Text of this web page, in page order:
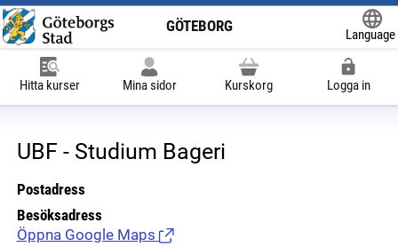
GÖTEBORG
Language
Hitta kurser Mina sidor Kurskorg Logga in
UBF - Studium Bageri
Postadress
Besöksadress
Öppna Google Maps (Länk till extern sida.)